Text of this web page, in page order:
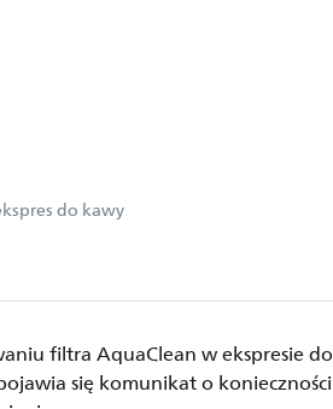
do kawy
filtra AquaClean w ekspresie do
się komunikat o konieczności